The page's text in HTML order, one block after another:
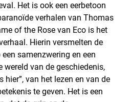
Het is ook een eerbetoon
verhalen van Thomas
of the Rose van Eco is het
Hierin versmelten de
samenzwering en een
wereld van de geschiedenis,
hier”, van het lezen en van de
te geven. Het is een